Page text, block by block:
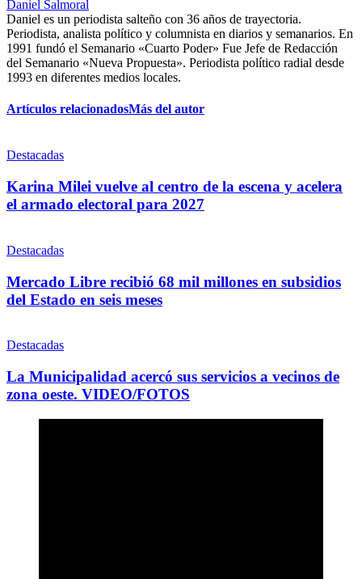
Daniel Salmoral
Daniel es un periodista salteño con 36 años de trayectoria.
Periodista, analista político y columnista en diarios y semanarios. En
1991 fundó el Semanario «Cuarto Poder» Fue Jefe de Redacción
del Semanario «Nueva Propuesta». Periodista político radial desde
1993 en diferentes medios locales.
Artículos relacionadosMás del autor
Destacadas
Karina Milei vuelve al centro de la escena y acelera
el armado electoral para 2027
Destacadas
Mercado Libre recibió 68 mil millones en subsidios
del Estado en seis meses
Destacadas
La Municipalidad acercó sus servicios a vecinos de
zona oeste. VIDEO/FOTOS